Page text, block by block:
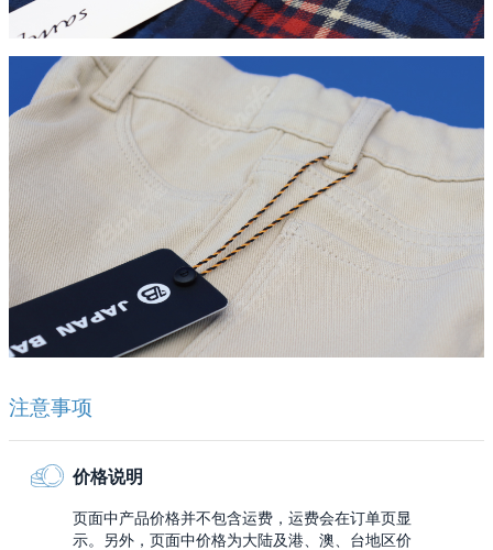
注意事项
价格说明
页面中产品价格并不包含运费，运费会在订单页显
示。另外，页面中价格为大陆及港、澳、台地区价